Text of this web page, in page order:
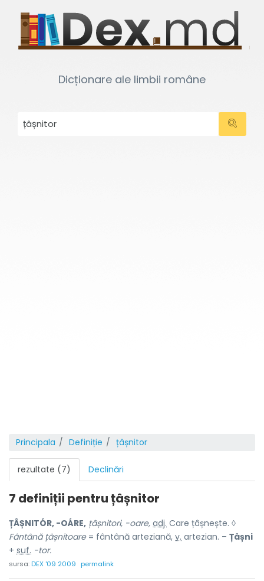
Dicționare ale limbii române
Principala Definiție țâșnitor
rezultate (7) Declinări
7 definiții pentruțâșnitor
ȚÂȘNITÓR, -OÁRE, țâșnitori, -oare, adj. Care țâșnește. ◊
Fântână țâșnitoare= fântână arteziană, v. artezian. – Țâșni
+ suf. -tor.
sursa:DEX '09 2009 permalink